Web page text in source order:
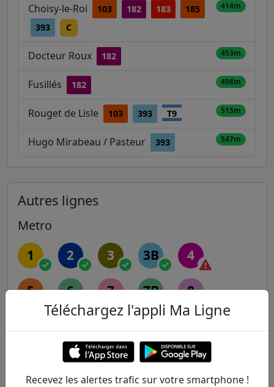
Choisy-le-Roi 103 182 183
185
393
C
414m
Docteur Roux 182 453m
Fusillés 182 498m
Rouget de Lisle 103 393 T9 515m
Hugo Mirabeau / Pasteur 393 547m
Autres lignes
Metro
1 2 3 3B 4
5 6 7 7B 8
Téléchargez l'appli Ma Ligne
Recevez les alertes trafic sur votre smartphone !